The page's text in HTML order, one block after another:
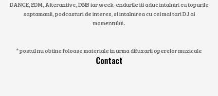
DANCE, EDM, Alterantive, DNB iar week-endurile iti aduc intalniri cu topurile
saptamanii, podcasturi de interes, si intalnirea cu cei mai tari DJ ai
momentului.
* postul nu obtine foloase materiale in urma difuzarii operelor muzicale
Contact